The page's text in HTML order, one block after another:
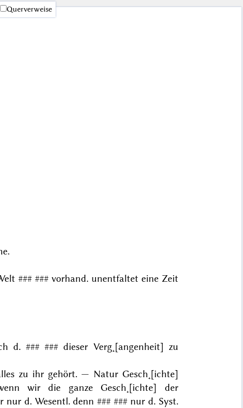
Querverweise
### ###vorhand. unentfaltet eine Zeit
d. ### ### dieser Verg˖[angenheit] zu
zu ihr gehört. — Natur Gesch˖[ichte]
wir die ganze Gesch˖[ichte] der
nur d. Wesentl. denn### ### nur d. Syst.